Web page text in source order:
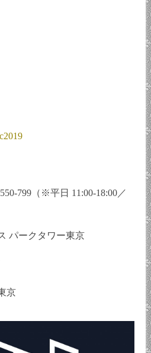
799（※平日 11:00-18:00／
ークタワー東京
京